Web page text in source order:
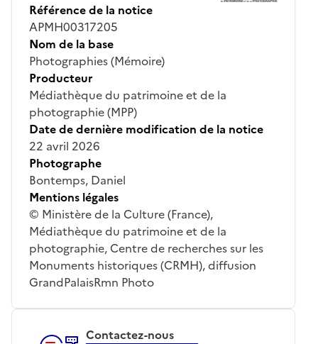
Référence de la notice
APMH00317205
Nom de la base
Photographies (Mémoire)
Producteur
Médiathèque du patrimoine et de la
photographie (MPP)
Date de dernière modification de la notice
22 avril 2026
Photographe
Bontemps, Daniel
Mentions légales
© Ministère de la Culture (France),
Médiathèque du patrimoine et de la
photographie, Centre de recherches sur les
Monuments historiques (CRMH), diffusion
GrandPalaisRmn Photo
Contactez-nous